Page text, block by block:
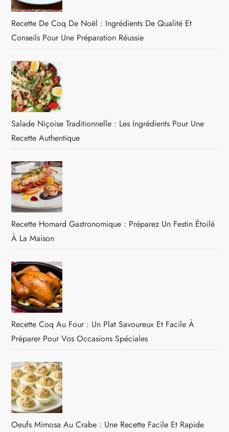
Recette De Coq De Noël : Ingrédients De Qualité Et
Conseils Pour Une Préparation Réussie
Salade Niçoise Traditionnelle : Les Ingrédients Pour Une
Recette Authentique
Recette Homard Gastronomique : Préparez Un Festin Étoilé
À La Maison
Recette Coq Au Four : Un Plat Savoureux Et Facile À
Préparer Pour Vos Occasions Spéciales
Oeufs Mimosa Au Crabe : Une Recette Facile Et Rapide